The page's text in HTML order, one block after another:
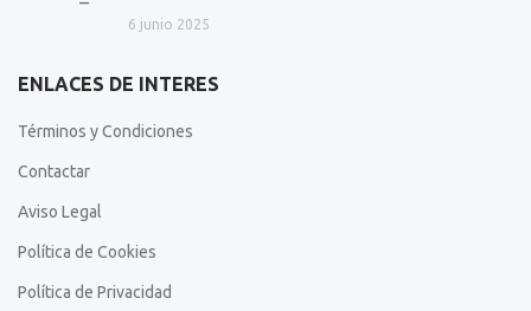
6 junio 2025
ENLACES DE INTERES
Términos y Condiciones
Contactar
Aviso Legal
Política de Cookies
Política de Privacidad